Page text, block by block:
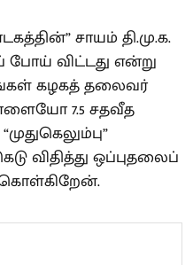
சாயம் தி.மு.க.
விட்டது என்று
கழகத் தலைவர்
7.5 சதவீத
விதித்து ஒப்புதலைப்
கொள்கிறேன்.